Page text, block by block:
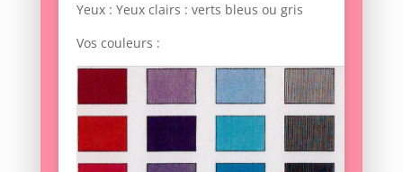
Yeux : Yeux clairs : verts bleus ou gris
Vos couleurs :